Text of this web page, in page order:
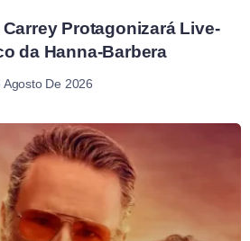
Protagonizará Live-
da Hanna-Barbera
Agosto De 2026